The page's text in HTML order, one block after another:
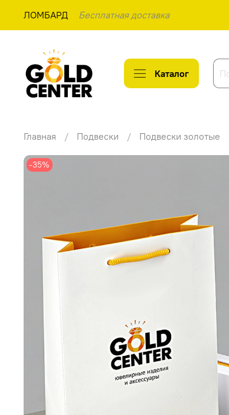
ЛОМБАРД Бесплатная доставка
Каталог
Главная Подвески Подвески золотые
-35%